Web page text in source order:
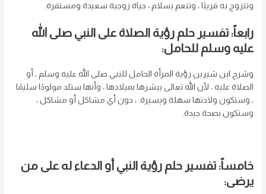
وتتزوج به قريبًا ، وتنعم بسلام ، حياة زوجية سعيدة ومستقرة.
رابعاً: تفسير حلم رؤية الصلاة على النبي صلى الله
عليه وسلم للحامل:
وشرح ابن شيرين رؤية المرأة الحامل للنبي صلى الله عليه وسلم ، أو
الصلاة عليه ، لأن الله تعالى يبشرها بميلادها ، وأنها ستلد مولودًا سليمًا
، وستكون ولادتها سهلة ويسيرة. ، دون أي مشاكل أو مشاكل ،
وستكون بصحة جيدة.
خامساً: تفسير حلم رؤية النبي أو الدعاء له على من
يرضى: